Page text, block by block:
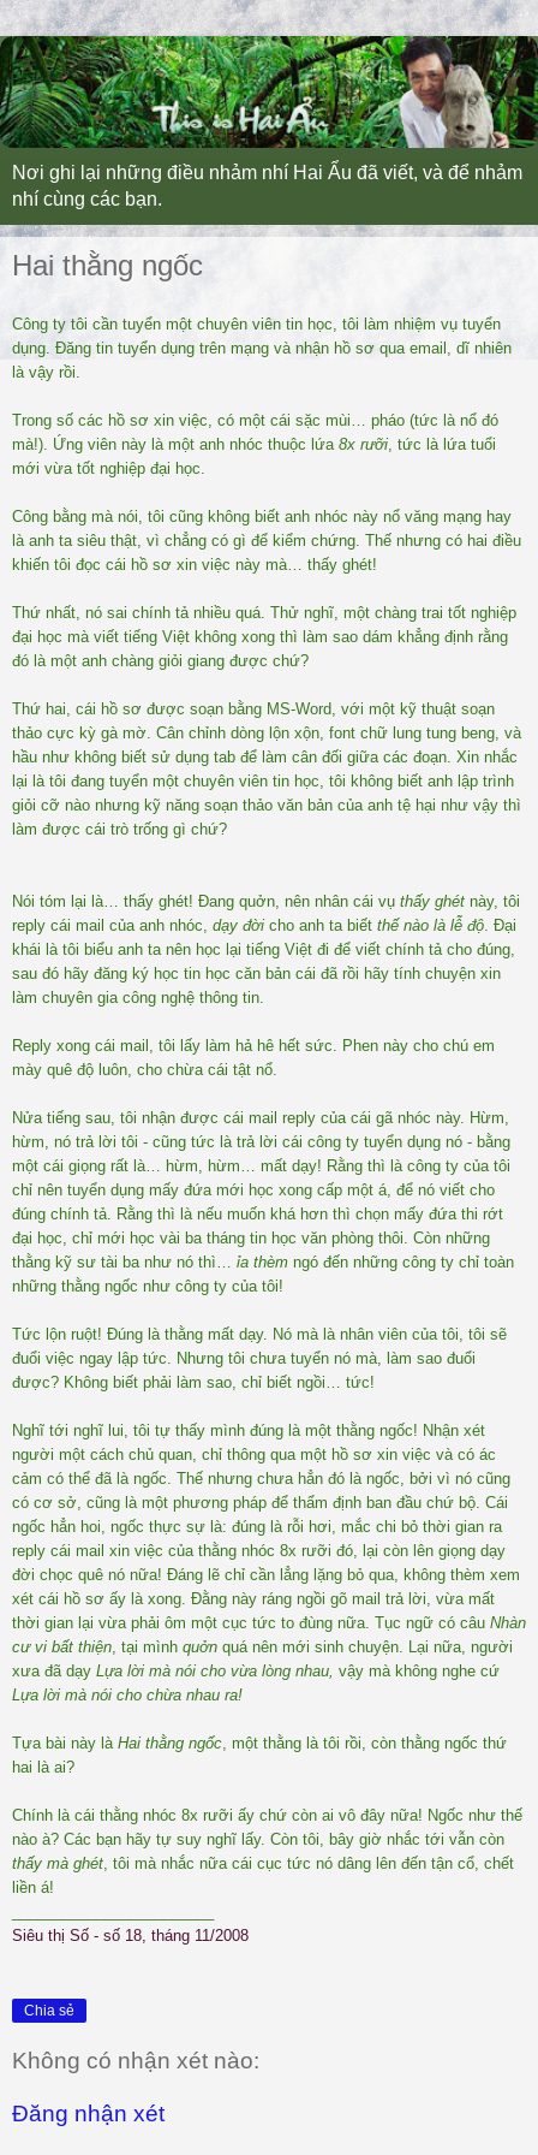
Nơi ghi lại những điều nhảm nhí Hai Ẩu đã viết, và để nhảm
nhí cùng các bạn.
Hai thằng ngốc
Công ty tôi cần tuyển một chuyên viên tin học, tôi làm nhiệm vụ tuyển
dụng. Đăng tin tuyển dụng trên mạng và nhận hồ sơ qua email, dĩ nhiên
là vậy rồi.
Trong số các hồ sơ xin việc, có một cái sặc mùi… pháo (tức là nổ đó
mà!). Ứng viên này là một anh nhóc thuộc lứa 8x rưỡi tức là lứa tuổi
mới vừa tốt nghiệp đại học.
Công bằng mà nói, tôi cũng không biết anh nhóc này nổ văng mạng hay
là anh ta siêu thật, vì chẳng có gì để kiểm chứng. Thế nhưng có hai điều
khiến tôi đọc cái hồ sơ xin việc này mà… thấy ghét!
Thứ nhất, nó sai chính tả nhiều quá. Thử nghĩ, một chàng trai tốt nghiệp
đại học mà viết tiếng Việt không xong thì làm sao dám khẳng định rằng
đó là một anh chàng giỏi giang được chứ?
Thứ hai, cái hồ sơ được soạn bằng MS-Word, với một kỹ thuật soạn
thảo cực kỳ gà mờ. Cân chỉnh dòng lộn xộn, font chữ lung tung beng, và
hầu như không biết sử dụng tab để làm cân đối giữa các đoạn. Xin nhắc
lại là tôi đang tuyển một chuyên viên tin học, tôi không biết anh lập trình
giỏi cỡ nào nhưng kỹ năng soạn thảo văn bản của anh tệ hại như vậy thì
làm được cái trò trống gì chứ?
Nói tóm lại là… thấy ghét! Đang quởn, nên nhân cái vụ thấy ghét này, tôi
reply cái mail của anh nhóc, dạy đời cho anh ta biết thế nào là lễ độ . Đại
khái là tôi biểu anh ta nên học lại tiếng Việt đi để viết chính tả cho đúng,
sau đó hãy đăng ký học tin học căn bản cái đã rồi hãy tính chuyện xin
làm chuyên gia công nghệ thông tin.
Reply xong cái mail, tôi lấy làm hả hê hết sức. Phen này cho chú em
mày quê độ luôn, cho chừa cái tật nổ.
Nửa tiếng sau, tôi nhận được cái mail reply của cái gã nhóc này. Hừm,
hừm, nó trả lời tôi - cũng tức là trả lời cái công ty tuyển dụng nó - bằng
một cái giọng rất là… hừm, hừm… mất dạy! Rằng thì là công ty của tôi
chỉ nên tuyển dụng mấy đứa mới học xong cấp một á, để nó viết cho
đúng chính tả. Rằng thì là nếu muốn khá hơn thì chọn mấy đứa thi rớt
đại học, chỉ mới học vài ba tháng tin học văn phòng thôi. Còn những
thằng kỹ sư tài ba như nó thì… ỉa thèm ngó đến những công ty chỉ toàn
những thằng ngốc như công ty của tôi!
Tức lộn ruột! Đúng là thằng mất dạy. Nó mà là nhân viên của tôi, tôi sẽ
đuổi việc ngay lập tức. Nhưng tôi chưa tuyển nó mà, làm sao đuổi
được? Không biết phải làm sao, chỉ biết ngồi… tức!
Nghĩ tới nghĩ lui, tôi tự thấy mình đúng là một thằng ngốc! Nhận xét
người một cách chủ quan, chỉ thông qua một hồ sơ xin việc và có ác
cảm có thể đã là ngốc. Thế nhưng chưa hẳn đó là ngốc, bởi vì nó cũng
có cơ sở, cũng là một phương pháp để thẩm định ban đầu chứ bộ. Cái
ngốc hẳn hoi, ngốc thực sự là: đúng là rỗi hơi, mắc chi bỏ thời gian ra
reply cái mail xin việc của thằng nhóc 8x rưỡi đó, lại còn lên giọng dạy
đời chọc quê nó nữa! Đáng lẽ chỉ cần lẳng lặng bỏ qua, không thèm xem
xét cái hồ sơ ấy là xong. Đằng này ráng ngồi gõ mail trả lời, vừa mất
thời gian lại vừa phải ôm một cục tức to đùng nữa. Tục ngữ có câu Nhàn
cư vi bất thiện , tại mình quởn quá nên mới sinh chuyện. Lại nữa, người
xưa đã dạy Lựa lời mà nói cho vừa lòng nhau, vậy mà không nghe cứ
Lựa lời mà nói cho chừa nhau ra!
Tựa bài này là Hai thằng ngốc , một thằng là tôi rồi, còn thằng ngốc thứ
hai là ai?
Chính là cái thằng nhóc 8x rưỡi ấy chứ còn ai vô đây nữa! Ngốc như thế
nào à? Các bạn hãy tự suy nghĩ lấy. Còn tôi, bây giờ nhắc tới vẫn còn
thấy mà ghét , tôi mà nhắc nữa cái cục tức nó dâng lên đến tận cổ, chết
liền á!
Siêu thị Số - số 18, tháng 11/2008
Chia sẻ
Không có nhận xét nào:
Đăng nhận xét